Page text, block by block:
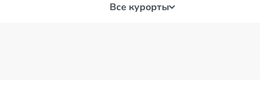
Все курорты